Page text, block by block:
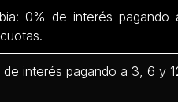
0% de interés pagando
interés pagando a 3, 6 y